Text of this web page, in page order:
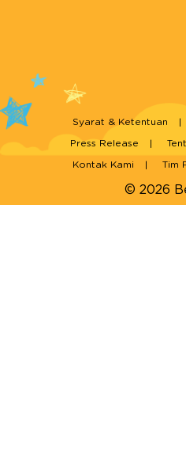
© 2026
Syarat & Ketentuan
Press Release
Kontak Kami Tim